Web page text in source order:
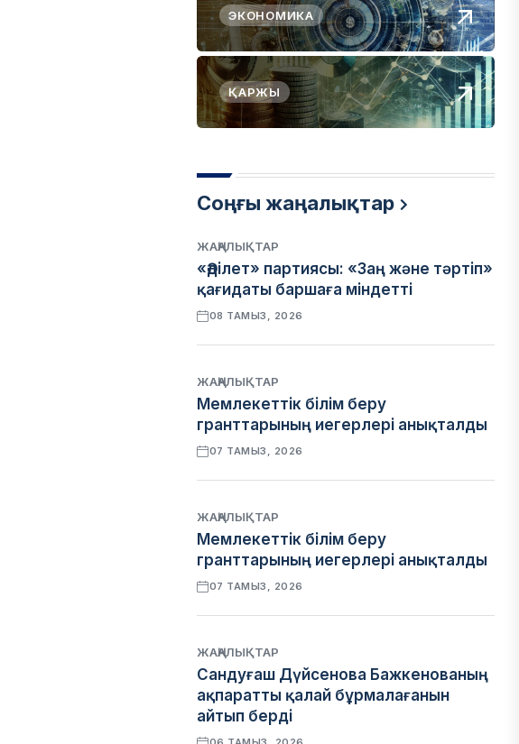
ЭКОНОМИКА
ҚАРЖЫ
Соңғы жаңалықтар
ЖАҢАЛЫҚТАР
«Әділет» партиясы: «Заң және тәртіп»
қағидаты баршаға міндетті
08 ТАМЫЗ, 2026
ЖАҢАЛЫҚТАР
Мемлекеттік білім беру
гранттарының иегерлері анықталды
07 ТАМЫЗ, 2026
ЖАҢАЛЫҚТАР
Мемлекеттік білім беру
гранттарының иегерлері анықталды
07 ТАМЫЗ, 2026
ЖАҢАЛЫҚТАР
Сандуғаш Дүйсенова Бажкенованың
ақпаратты қалай бұрмалағанын
айтып берді